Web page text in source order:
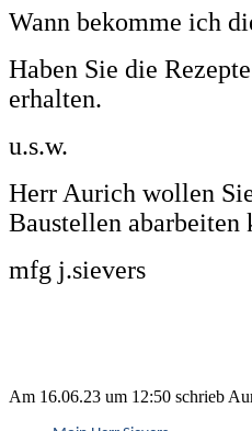
Wann bekomme ich
Haben Sie die
erhalten.
u.s.w.
Herr Aurich wollen
Baustellen abarbeiten
mfg j.sievers
Am 16.06.23 um 12:50 schrieb